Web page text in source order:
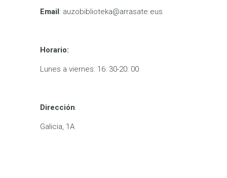
Email: auzobiblioteka@arrasate.eus
Horario:
Lunes a viernes: 16: 30-20: 00
Dirección:
Galicia, 1A